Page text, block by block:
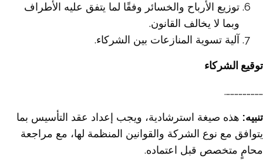
توزيع الأرباح والخسائر وفقًا لما يتفق عليه الأطراف
وبما لا يخالف القانون.
آلية تسوية المنازعات بين الشركاء.
توقيع الشركاء
……………………….
تنبيه: هذه صيغة استرشادية، ويجب إعداد عقد التأسيس بما
يتوافق مع نوع الشركة والقوانين المنظمة لها، مع مراجعة
محامٍ متخصص قبل اعتماده.